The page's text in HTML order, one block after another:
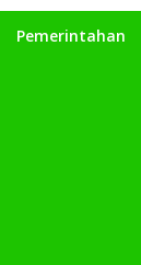
Pemerintahan